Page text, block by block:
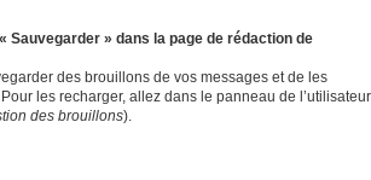
Sauvegarder » dans la page de rédaction de
des brouillons de vos messages et de les
les recharger, allez dans le panneau de l’utilisateur
des brouillons).